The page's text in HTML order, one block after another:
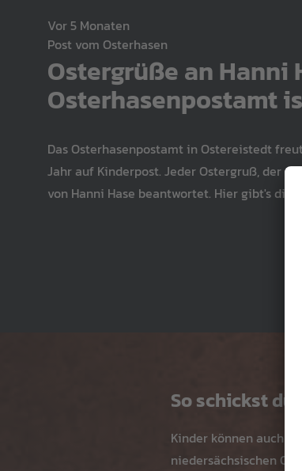
vor 5 Monaten
Post vom Osterhasen
Ostergrüße an Hanni
Osterhasenpostamt
Das Osterhasenpostamt in Ostereistedt
Jahr auf Kinderpost. Jeder Ostergruß, der
von Hanni Hase beantwortet. Hier gibt's die
So schickst du
Kinder können auch
niedersächsischen